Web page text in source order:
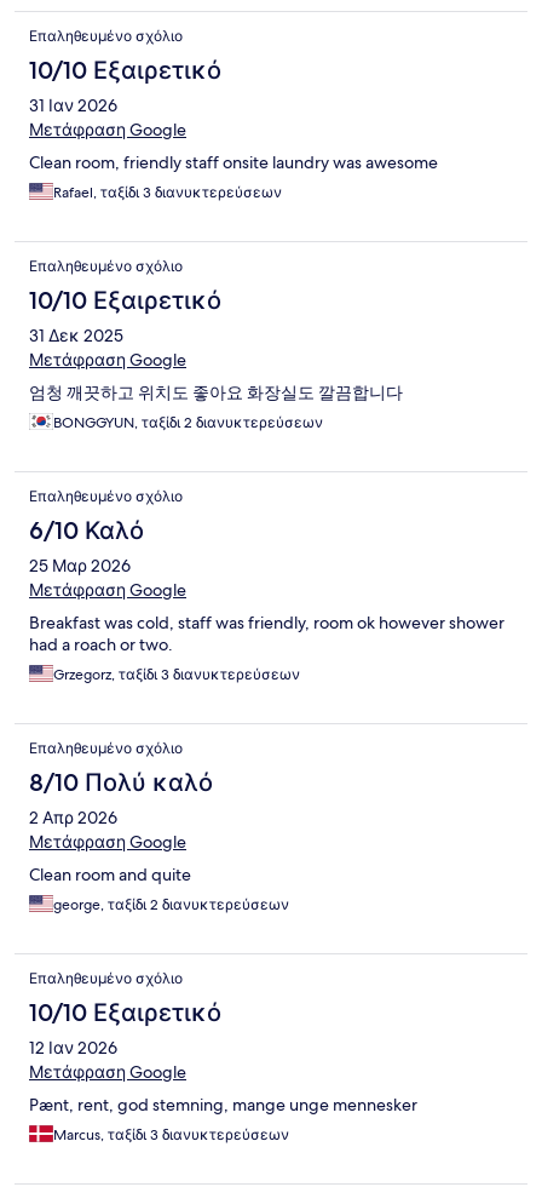
Επαληθευμένο σχόλιο
10/10 Εξαιρετικό
31 Ιαν 2026
Μετάφραση Google
Clean room, friendly staff onsite laundry was awesome
Rafael, ταξίδι 3 διανυκτερεύσεων
Επαληθευμένο σχόλιο
10/10 Εξαιρετικό
31 Δεκ 2025
Μετάφραση Google
엄청 깨끗하고 위치도 좋아요 화장실도 깔끔합니다
BONGGYUN, ταξίδι 2 διανυκτερεύσεων
Επαληθευμένο σχόλιο
6/10 Καλό
25 Μαρ 2026
Μετάφραση Google
Breakfast was cold, staff was friendly, room ok however shower
had a roach or two.
Grzegorz, ταξίδι 3 διανυκτερεύσεων
Επαληθευμένο σχόλιο
8/10 Πολύ καλό
2 Απρ 2026
Μετάφραση Google
Clean room and quite
george, ταξίδι 2 διανυκτερεύσεων
Επαληθευμένο σχόλιο
10/10 Εξαιρετικό
12 Ιαν 2026
Μετάφραση Google
Pænt, rent, god stemning, mange unge mennesker
Marcus, ταξίδι 3 διανυκτερεύσεων